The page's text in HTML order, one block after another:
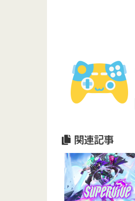
関連記事